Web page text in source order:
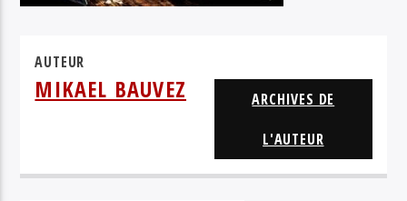
AUTEUR
MIKAEL BAUVEZ
ARCHIVES DE
L'AUTEUR